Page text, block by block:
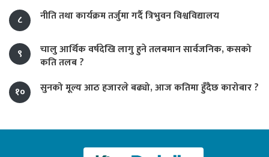
८ नीति तथा कार्यक्रम तर्जुमा गर्दै त्रिभुवन विश्वविद्यालय
९
चालु आर्थिक वर्षदेखि लागु हुने तलबमान सार्वजनिक, कसको
कति तलब ?
१०
सुनको मूल्य आठ हजारले बढ्यो, आज कतिमा हुँदैछ कारोबार ?